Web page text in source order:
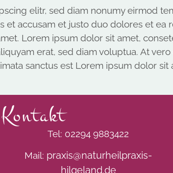
elitr, sed diam nonumy eirmod
et accusam et justo duo dolores et ea
Lorem ipsum dolor sit amet,
erat, sed diam voluptua. At
sanctus est Lorem ipsum dolor sit
Kontakt
Tel: 02294 9883422
Mail: praxis@naturheilpraxis-
hilgeland.de